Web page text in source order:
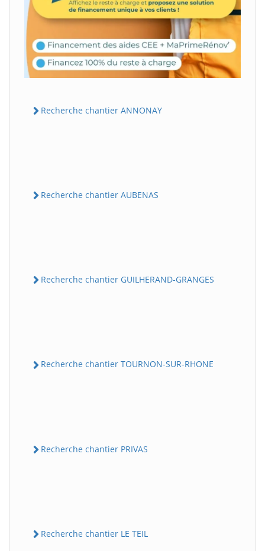
Recherche chantier ANNONAY
Recherche chantier AUBENAS
Recherche chantier GUILHERAND-GRANGES
Recherche chantier TOURNON-SUR-RHONE
Recherche chantier PRIVAS
Recherche chantier LE TEIL